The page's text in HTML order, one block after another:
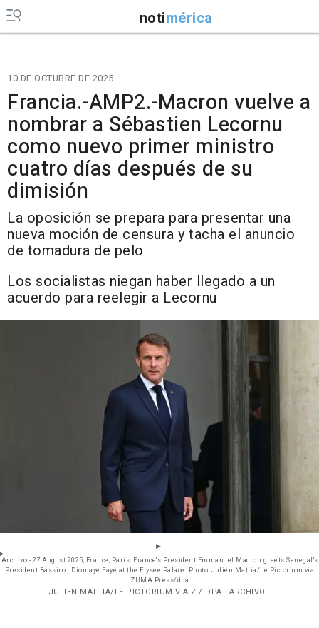
notimérica
10 DE OCTUBRE DE 2025
Francia.-AMP2.-Macron vuelve a
nombrar a Sébastien Lecornu
como nuevo primer ministro
cuatro días después de su
dimisión
La oposición se prepara para presentar una
nueva moción de censura y tacha el anuncio
de tomadura de pelo
Los socialistas niegan haber llegado a un
acuerdo para reelegir a Lecornu
Archivo - 27 August 2025, France, Paris: France's President Emmanuel Macron greets Senegal's
President Bassirou Diomaye Faye at the Elysee Palace. Photo: Julien Mattia/Le Pictorium via
ZUMA Press/dpa
- JULIEN MATTIA/LE PICTORIUM VIA Z / DPA - ARCHIVO